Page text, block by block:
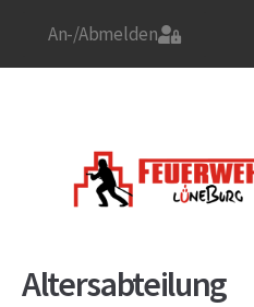
An-/Abmelden
Altersabteilung